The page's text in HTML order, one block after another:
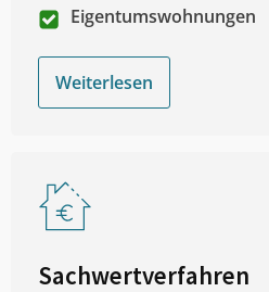
Eigentumswohnungen
Weiterlesen
Sachwertverfahren